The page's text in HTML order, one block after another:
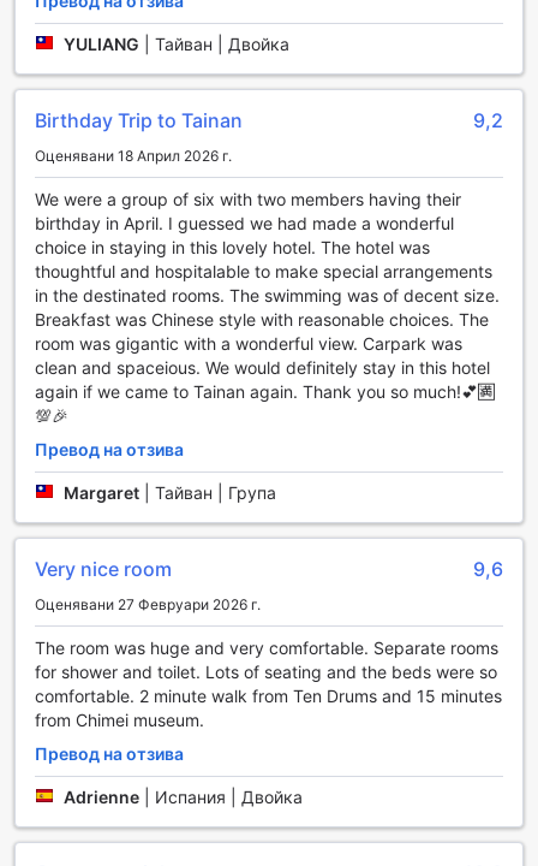
Независимо дали искате да се насладите на вечеря с
нови приятели или просто да се отпуснете с чаша чай,
това пространство е идеалното място за релаксация и
развлечение. Just Sleep Tainan Hushan не само
в която гостите могат да се наслаждават на времето си
и да се свързват с други, които споделят същата
страст към пътуванията.
Спортни съоръжения в Just Sleep Tainan Hushan
Хотел Just Sleep Tainan Hushan предлага на своите
гости изключителни спортни съоръжения, които ще
задоволят нуждите на всеки любител на активния начин
на живот. Основната атракция е откритият басейн,
който е идеалното място за релаксация и освежаване
след дълъг ден на разглеждане на забележителности в
Тайнан. Басейнът е обграден от зеленина, което
създава спокойна атмосфера, а слънчевите шезлонги
около него са перфектни за почивка и слънчеви бани.
Гостите могат да се насладят на плуване в просторния
тренировки или просто за разхлаждане в горещите
дни. Независимо дали искате да се освежите след
интензивна тренировка или просто да се насладите на
спокойствието на водата, откритият басейн на Just
е проектирано да осигури комфорт и удобство,
предоставяйки на гостите възможността да поддържат
активен начин на живот дори и по време на почивка.
Удобства за комфорт и удобство в Just Sleep Tainan
Hushan
Just Sleep Tainan Hushan предлага множество удобства,
YULIANG Тайван | Двойка
Birthday Trip to Tainan 9,2
Оценявани 18 Април 2026 г.
We were a group of six with two members having their
birthday in April. I guessed we had made a wonderful
choice in staying in this lovely hotel. The hotel was
thoughtful and hospitalable to make special arrangements
in the destinated rooms. The swimming was of decent size.
Breakfast was Chinese style with reasonable choices. The
room was gigantic with a wonderful view. Carpark was
clean and spaceious. We would definitely stay in this hotel
again if we came to Tainan again. Thank you so much!💕🈵️
💯🎉
Превод на отзива
Margaret Тайван | Група
Very nice room 9,6
Оценявани 27 Февруари 2026 г.
The room was huge and very comfortable. Separate rooms
for shower and toilet. Lots of seating and the beds were so
comfortable. 2 minute walk from Ten Drums and 15 minutes
from Chimei museum.
Превод на отзива
Adrienne Испания | Двойка